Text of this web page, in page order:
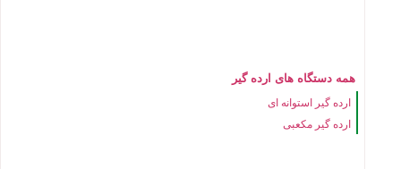
همه دستگاه های ارده گیر
ارده گیر استوانه ای
ارده گیر مکعبی